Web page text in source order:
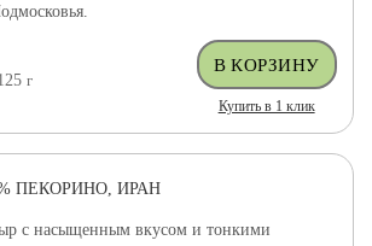
г
Купить в 1 клик
ПЕКОРИНО, ИРАН
с насыщенным вкусом и тонкими